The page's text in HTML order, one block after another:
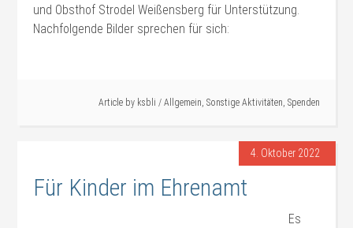
und Obsthof Strodel Weißensberg für Unterstützung.
Nachfolgende Bilder sprechen für sich:
Article by ksbli / Allgemein, Sonstige Aktivitäten, Spenden
4. Oktober 2022
Für Kinder im Ehrenamt
Es